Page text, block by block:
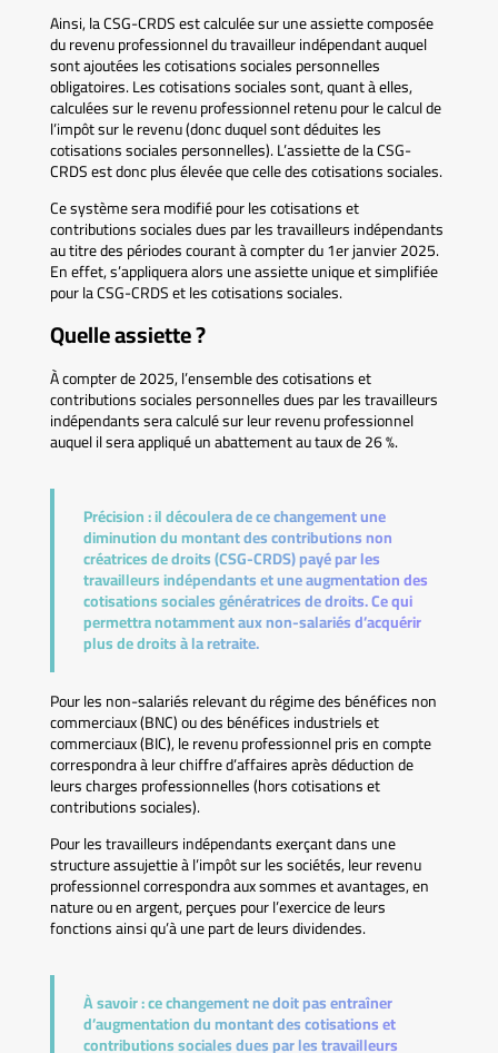
Ainsi, la CSG-CRDS est calculée sur une assiette composée
du revenu professionnel du travailleur indépendant auquel
sont ajoutées les cotisations sociales personnelles
obligatoires. Les cotisations sociales sont, quant à elles,
calculées sur le revenu professionnel retenu pour le calcul de
l’impôt sur le revenu (donc duquel sont déduites les
cotisations sociales personnelles). L’assiette de la CSG-
CRDS est donc plus élevée que celle des cotisations sociales.
Ce système sera modifié pour les cotisations et
contributions sociales dues par les travailleurs indépendants
au titre des périodes courant à compter du 1er janvier 2025.
En effet, s’appliquera alors une assiette unique et simplifiée
pour la CSG-CRDS et les cotisations sociales.
Quelle assiette ?
À compter de 2025, l’ensemble des cotisations et
contributions sociales personnelles dues par les travailleurs
indépendants sera calculé sur leur revenu professionnel
auquel il sera appliqué un abattement au taux de 26 %.
Précision :il découlera de ce changement une
diminution du montant des contributions non
créatrices de droits (CSG-CRDS) payé par les
travailleurs indépendants et une augmentation des
cotisations sociales génératrices de droits. Ce qui
permettra notamment aux non-salariés d’acquérir
plus de droits à la retraite.
Pour les non-salariés relevant du régime des bénéfices non
commerciaux (BNC) ou des bénéfices industriels et
commerciaux (BIC), le revenu professionnel pris en compte
correspondra à leur chiffre d’affaires après déduction de
leurs charges professionnelles (hors cotisations et
contributions sociales).
Pour les travailleurs indépendants exerçant dans une
structure assujettie à l’impôt sur les sociétés, leur revenu
professionnel correspondra aux sommes et avantages, en
nature ou en argent, perçues pour l’exercice de leurs
fonctions ainsi qu’à une part de leurs dividendes.
À savoir :ce changement ne doit pas entraîner
d’augmentation du montant des cotisations et
contributions sociales dues par les travailleurs